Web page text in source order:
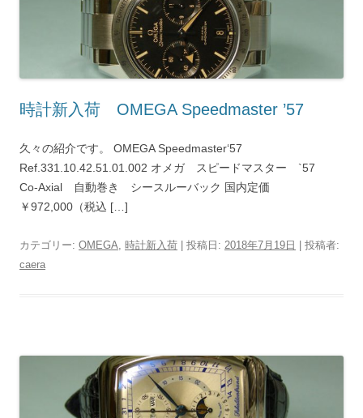
時計新入荷 OMEGA Speedmaster ’57
久々の紹介です。 OMEGA Speedmaster‘57
Ref.331.10.42.51.01.002 オメガ スピードマスター `57
Co-Axial 自動巻き シースルーバック 国内定価
￥972,000（税込 […]
カテゴリー: OMEGA 時計新入荷 | 投稿日: 2018年7月19日
投稿者:
caera